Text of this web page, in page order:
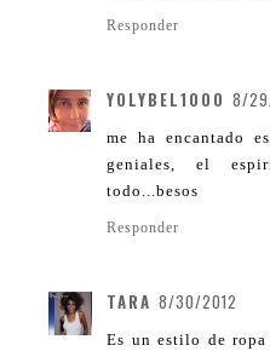
Responder
YOLYBEL1000 8/
me ha encantado
geniales, el
todo...besos
Responder
TARA 8/30/2012
Es un estilo de